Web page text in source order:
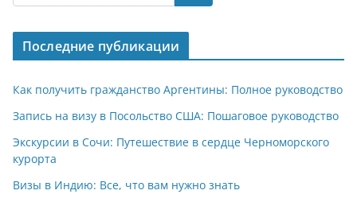
Последние публикации
Как получить гражданство Аргентины: Полное руководство
Запись на визу в Посольство США: Пошаговое руководство
Экскурсии в Сочи: Путешествие в сердце Черноморского
курорта
Визы в Индию: Все, что вам нужно знать